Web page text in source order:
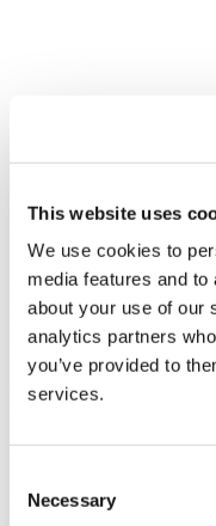
This website uses
We use cookies to
media features and
about your use of our
analytics partners
you’ve provided to
services.
Selection
Necessary
Linienentwässerung
Die nächste
KERDI-LINE-VARIO
einem Ablaufprofil
aus leistungsstarker
strukturbeschichtetem